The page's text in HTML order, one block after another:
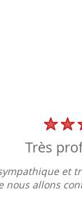
très
et
nous allons